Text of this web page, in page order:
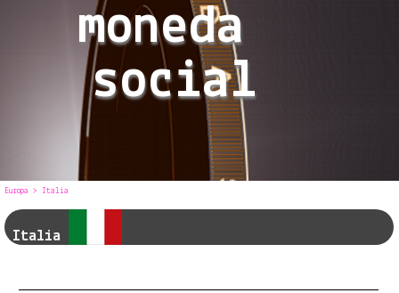
moneda
social
Europa > Italia
Italia